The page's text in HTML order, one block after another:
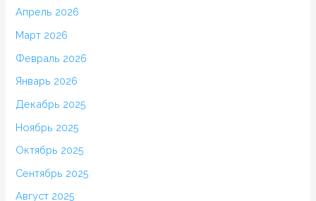
Апрель 2026
Март 2026
Февраль 2026
Январь 2026
Декабрь 2025
Ноябрь 2025
Октябрь 2025
Сентябрь 2025
Август 2025